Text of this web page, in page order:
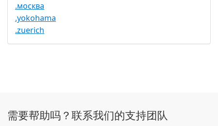
.москва
.yokohama
.zuerich
需要帮助吗？联系我们的支持团队